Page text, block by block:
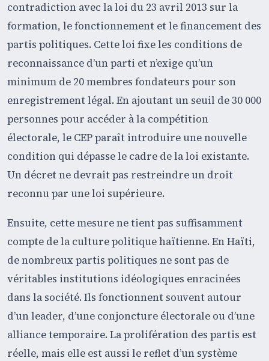
contradiction avec la loi du 23 avril 2013 sur la
formation, le fonctionnement et le financement des
partis politiques. Cette loi fixe les conditions de
reconnaissance d’un parti et n’exige qu’un
minimum de 20 membres fondateurs pour son
enregistrement légal. En ajoutant un seuil de 30 000
personnes pour accéder à la compétition
électorale, le CEP paraît introduire une nouvelle
condition qui dépasse le cadre de la loi existante.
Un décret ne devrait pas restreindre un droit
reconnu par une loi supérieure.
Ensuite, cette mesure ne tient pas suffisamment
compte de la culture politique haïtienne. En Haïti,
de nombreux partis politiques ne sont pas de
véritables institutions idéologiques enracinées
dans la société. Ils fonctionnent souvent autour
d’un leader, d’une conjoncture électorale ou d’une
alliance temporaire. La prolifération des partis est
réelle, mais elle est aussi le reflet d’un système